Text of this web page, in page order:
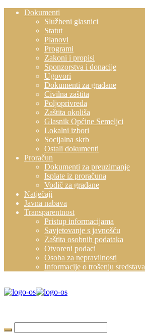
Dokumenti
Službeni glasnici
Statut
Planovi
Programi
Zakoni i propisi
Sponzorstva i donacije
Ugovori
Dokumenti za građane
Civilna zaštita
Poljoprivreda
Zaštita okoliša
Glasnik Općine Semeljci
Lokalni izbori
Socijalna skrb
Ostali dokumenti
Proračun
Dokumenti za preuzimanje
Isplate iz proračuna
Vodič za građane
Natječaji
Javna nabava
Transparentnost
Pristup informacijama
Savjetovanje s javnošću
Zaštita osobnih podataka
Otvoreni podaci
Osoba za nepravilnosti
Informacije o trošenju sredstava